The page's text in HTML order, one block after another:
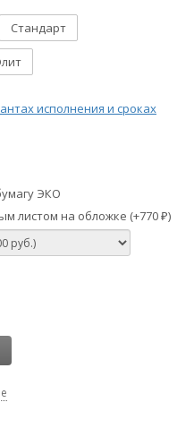
Стандарт
исполнения и сроках
ЭКО
листом на обложке (+770 ₽)